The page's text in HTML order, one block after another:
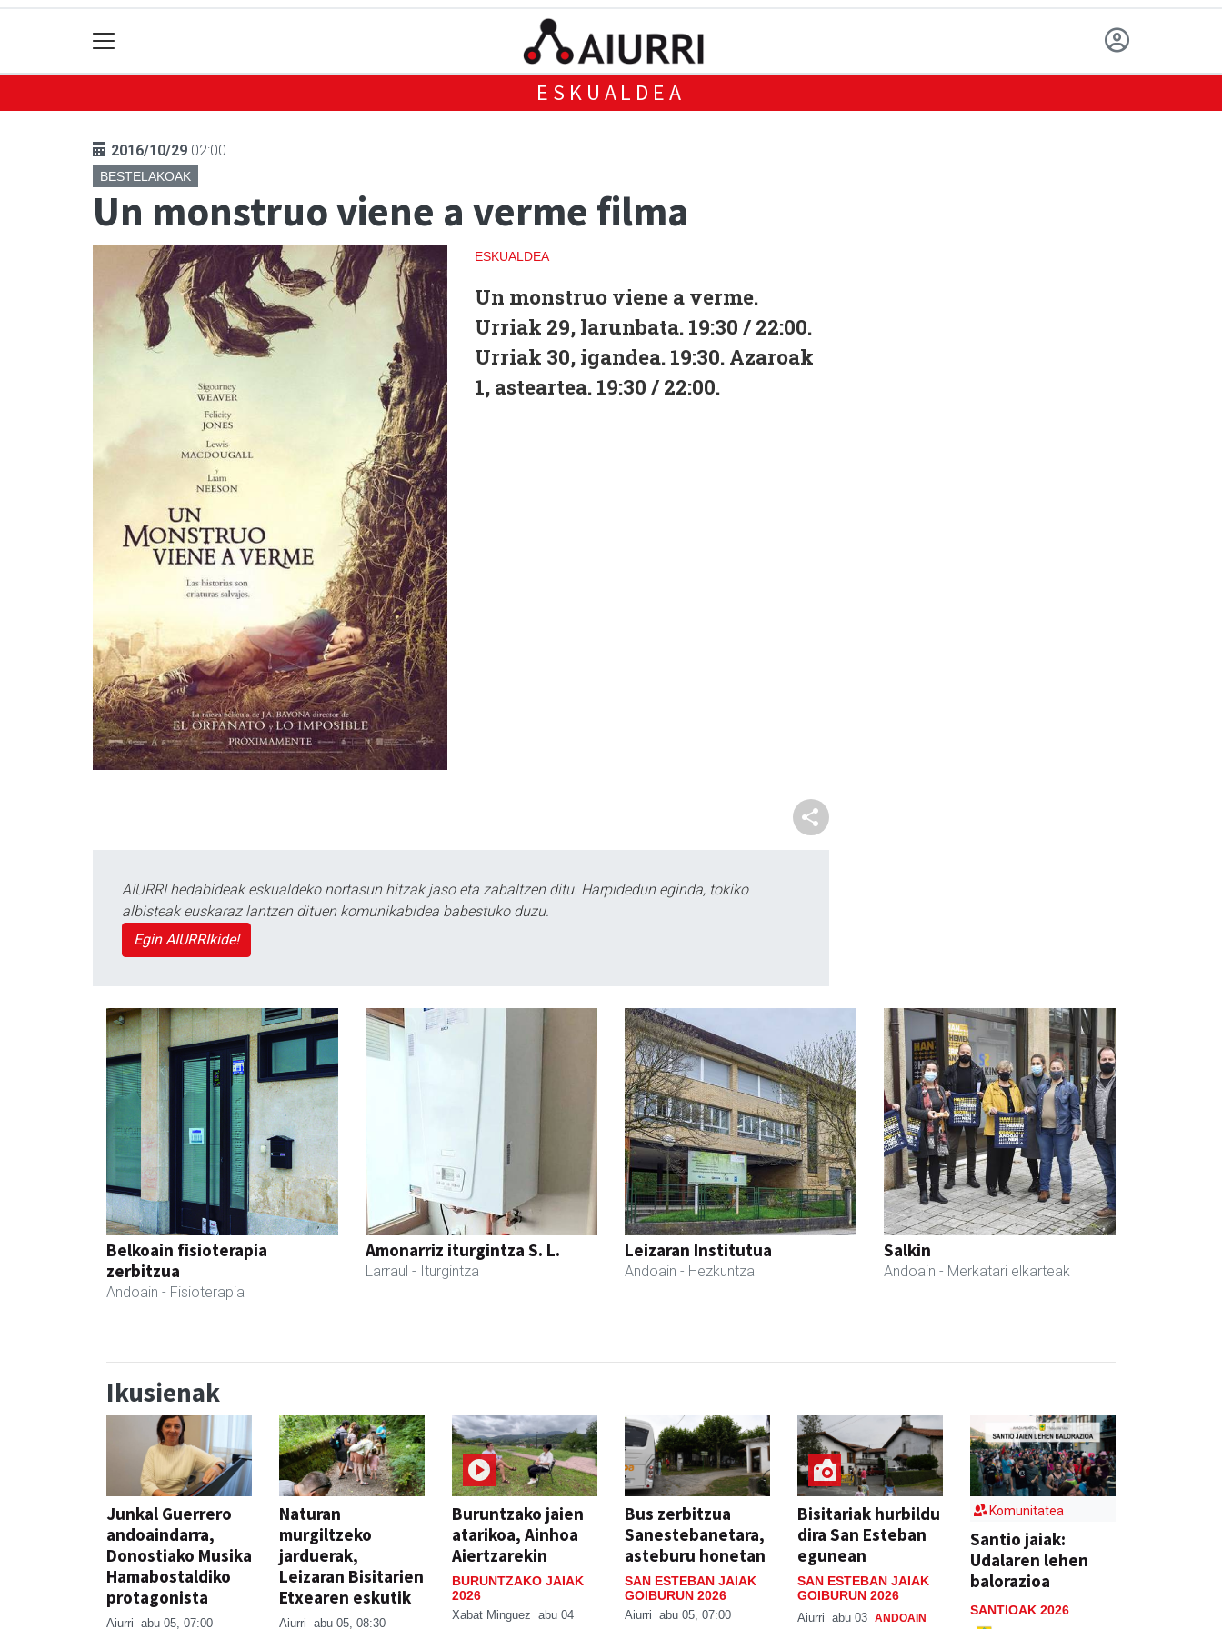
ESKUALDEA
2016/10/29 02:00
BESTELAKOAK
Un monstruo viene a verme filma
ESKUALDEA
Un monstruo viene a verme.
Urriak 29, larunbata. 19:30 / 22:00.
Urriak 30, igandea. 19:30. Azaroak
1, asteartea. 19:30 / 22:00.
AIURRI hedabideak eskualdeko nortasun hitzak jaso eta zabaltzen ditu. Harpidedun eginda, tokiko
albisteak euskaraz lantzen dituen komunikabidea babestuko duzu.
Egin AIURRIkide!
Belkoain fisioterapia
zerbitzua
Andoain - Fisioterapia
Amonarriz iturgintza S. L.
Larraul - Iturgintza
Leizaran Institutua
Andoain - Hezkuntza
Salkin
Andoain - Merkatari elkarteak
Ikusienak
Junkal Guerrero
andoaindarra,
Donostiako Musika
Hamabostaldiko
protagonista
Aiurri abu 05, 07:00
Naturan
murgiltzeko
jarduerak,
Leizaran Bisitarien
Etxearen eskutik
Aiurri abu 05, 08:30
Buruntzako jaien
atarikoa, Ainhoa
Aiertzarekin
BURUNTZAKO JAIAK
2026
Xabat Minguez abu 04
Bus zerbitzua
Sanestebanetara,
asteburu honetan
SAN ESTEBAN JAIAK
GOIBURUN 2026
Aiurri abu 05, 07:00
Bisitariak hurbildu
dira San Esteban
egunean
SAN ESTEBAN JAIAK
GOIBURUN 2026
Aiurri abu 03 ANDOAIN
Komunitatea
Santio jaiak:
Udalaren lehen
balorazioa
SANTIOAK 2026